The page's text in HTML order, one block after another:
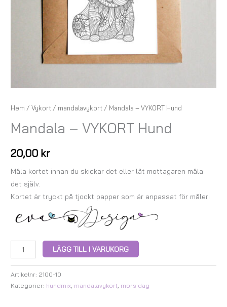
Hem /Vykort / mandalavykort / Mandala – VYKORT Hund
Mandala – VYKORT Hund
20,00 kr
Måla kortet innan du skickar det eller låt mottagaren måla
det själv.
Kortet är tryckt på tjockt papper som är anpassat för måleri
LÄGG TILL I VARUKORG
Artikelnr: 2100-10
Kategorier: hundmix mandalavykort mors dag